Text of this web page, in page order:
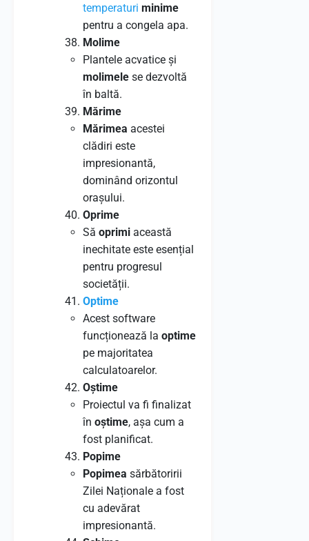
temperaturi minime
pentru a congela apa.
Molime
Plantele acvatice și
molimele se dezvoltă
în baltă.
Mărime
Mărimea acestei
clădiri este
impresionantă,
dominând orizontul
orașului.
Oprime
Să oprimi această
inechitate este esențial
pentru progresul
societății.
Optime
Acest software
funcționează la optime
pe majoritatea
calculatoarelor.
Oștime
Proiectul va fi finalizat
în oștime, așa cum a
fost planificat.
Popime
Popimea sărbătoririi
Zilei Naționale a fost
cu adevărat
impresionantă.